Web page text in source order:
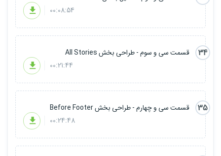
00:08:54
34
قسمت سی و سوم - طراحی بخش All Stories
00:21:44
35
قسمت سی و چهارم - طراحی بخش Before Footer
00:24:48